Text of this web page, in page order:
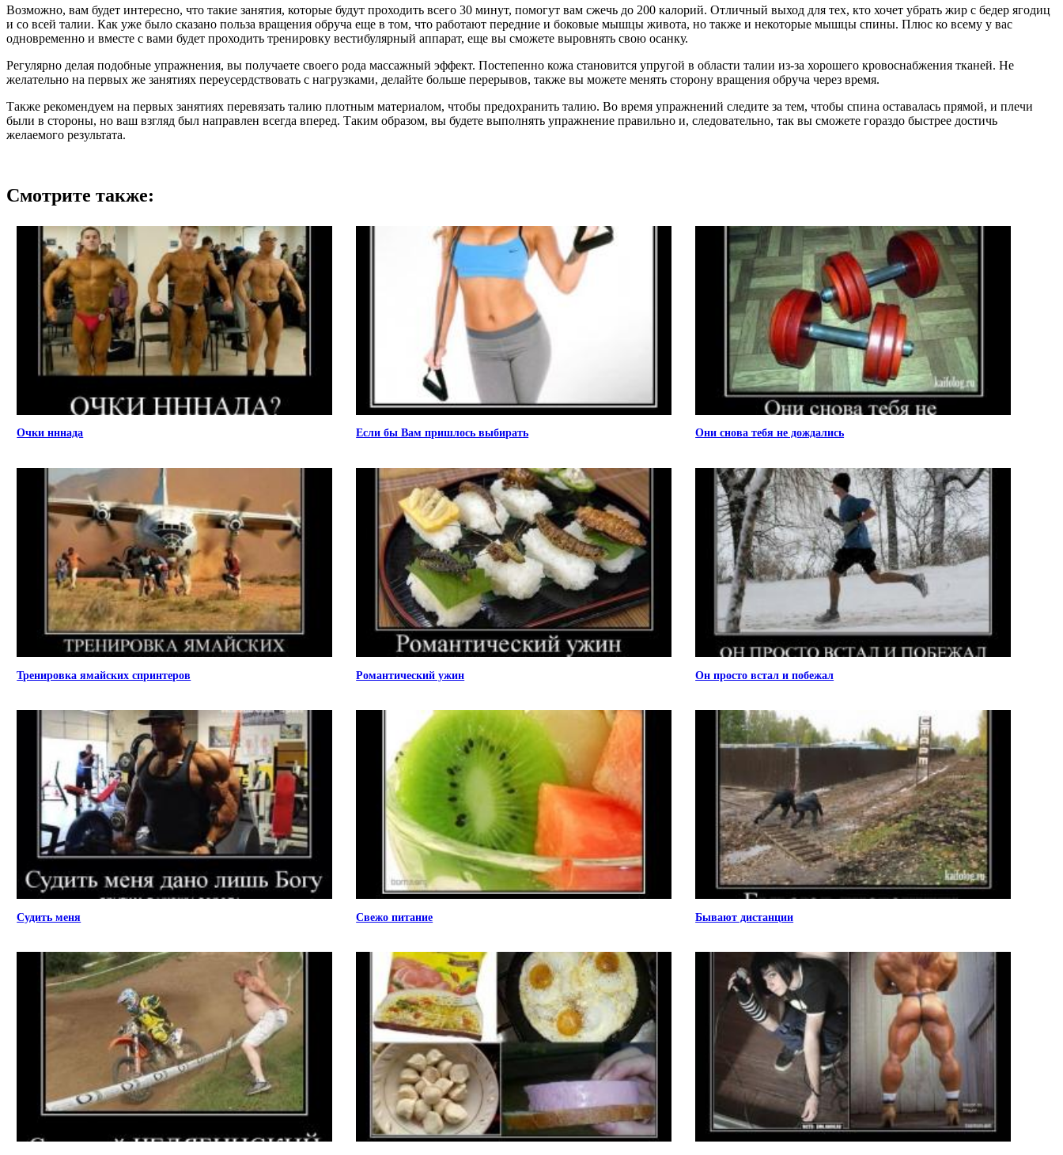
Возможно, вам будет интересно, что такие занятия, которые будут проходить всего 30 минут, помогут вам сжечь до 200 калорий. Отличный выход для тех, кто хочет убрать жир с бедер ягодиц
и со всей талии. Как уже было сказано польза вращения обруча еще в том, что работают передние и боковые мышцы живота, но также и некоторые мышцы спины. Плюс ко всему у вас
одновременно и вместе с вами будет проходить тренировку вестибулярный аппарат, еще вы сможете выровнять свою осанку.
Регулярно делая подобные упражнения, вы получаете своего рода массажный эффект. Постепенно кожа становится упругой в области талии из-за хорошего кровоснабжения тканей. Не
желательно на первых же занятиях переусердствовать с нагрузками, делайте больше перерывов, также вы можете менять сторону вращения обруча через время.
Также рекомендуем на первых занятиях перевязать талию плотным материалом, чтобы предохранить талию. Во время упражнений следите за тем, чтобы спина оставалась прямой, и плечи
были в стороны, но ваш взгляд был направлен всегда вперед. Таким образом, вы будете выполнять упражнение правильно и, следовательно, так вы сможете гораздо быстрее достичь
желаемого результата.
Смотрите также:
Очки нннада Если бы Вам пришлось выбирать Они снова тебя не дождались
Тренировка ямайских спринтеров Романтический ужин Он просто встал и побежал
Судить меня Свежо питание Бывают дистанции